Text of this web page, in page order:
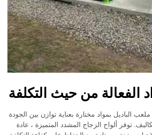
الفعالة من حيث التكلفة
ملعب الباديل بمواد مختارة بعناية توازن بين الجودة
توفر ألواح الزجاج المشدد المتميزة ، عادة